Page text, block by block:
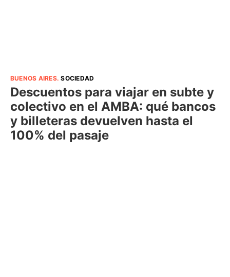
BUENOS AIRES.SOCIEDAD
Descuentos para viajar en subte y
colectivo en el AMBA: qué bancos
y billeteras devuelven hasta el
100% del pasaje